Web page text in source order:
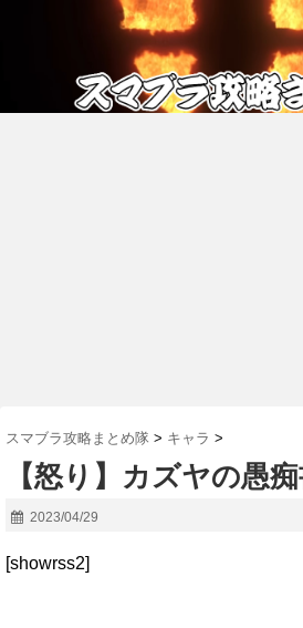
スマブラ攻略まとめ隊 > キャラ >
【怒り】カズヤの愚
2023/04/29
[showrss2]